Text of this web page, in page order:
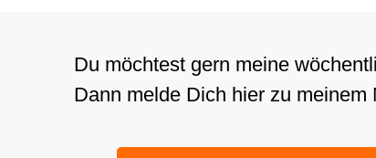
Du möchtest gern meine
Dann melde Dich hier zu meinem